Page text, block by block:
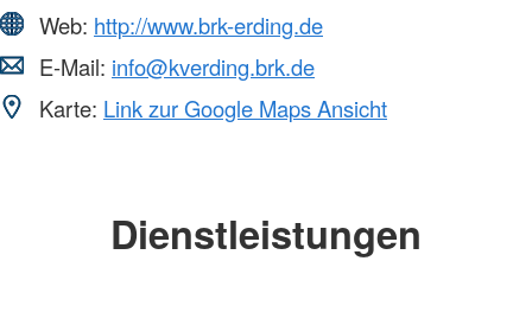
Web: http://www.brk-erding.de
E-Mail: info@kverding.brk.de
Karte: Link zur Google Maps Ansicht
Dienstleistungen